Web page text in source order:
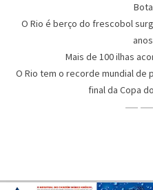
O Rio é berço do frescobol
Mais de 100 ilhas
O Rio tem o recorde mundial de
final da Copa